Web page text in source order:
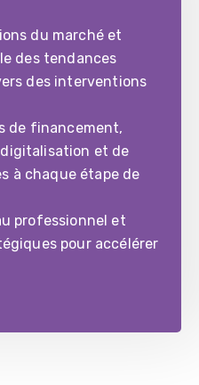
du marché et
des tendances
des interventions
de financement,
digitalisation et de
à chaque étape de
professionnel et
pour accélérer